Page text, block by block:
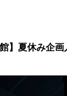
】夏休み企